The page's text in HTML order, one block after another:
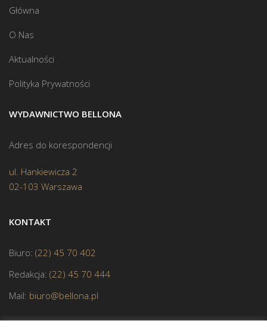
Główna
O Nas
Aktualności
Polityka Prywatności
WYDAWNICTWO BELLONA
Adres do korespondencji
ul. Hankiewicza 2
02-103 Warszawa
KONTAKT
Biuro: (22) 45 70 402
Redakcja: (22) 45 70 444
Mail: biuro@bellona.pl